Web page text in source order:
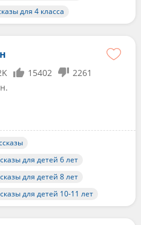
для 4 класса
15402
2261
для детей 6 лет
для детей 8 лет
для детей 10-11 лет